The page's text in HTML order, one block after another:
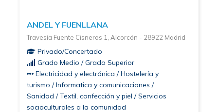
ANDEL Y FUENLLANA
Travesía Fuente Cisneros 1, Alcorcón - 28922 Madrid
Privado/Concertado
Grado Medio / Grado Superior
Electricidad y electrónica / Hostelería y
turismo / Informatica y comunicaciones /
Sanidad / Textil, confección y piel / Servicios
socioculturales a la comunidad